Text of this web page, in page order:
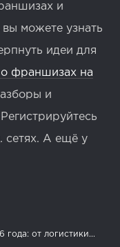
и
можете узнать
идеи для
о франшизах на
и
сетях. А ещё у
от логистики...